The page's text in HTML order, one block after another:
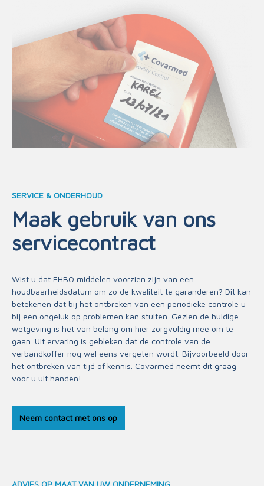
SERVICE & ONDERHOUD
Maak gebruik van ons
servicecontract
Wist u dat EHBO middelen voorzien zijn van een
houdbaarheidsdatum om zo de kwaliteit te garanderen? Dit kan
betekenen dat bij het ontbreken van een periodieke controle u
bij een ongeluk op problemen kan stuiten. Gezien de huidige
wetgeving is het van belang om hier zorgvuldig mee om te
gaan. Uit ervaring is gebleken dat de controle van de
verbandkoffer nog wel eens vergeten wordt. Bijvoorbeeld door
het ontbreken van tijd of kennis. Covarmed neemt dit graag
voor u uit handen!
Neem contact met ons op
ADVIES OP MAAT VAN UW ONDERNEMING